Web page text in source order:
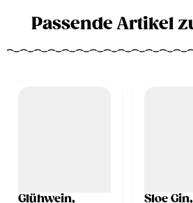
Passende Artikel
Glühwein,
Sloe